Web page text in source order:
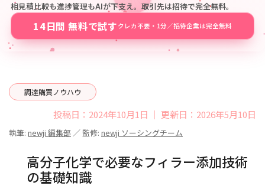
相見積比較も進捗管理もAIが下支え。取引先は招待で完全無料。
14日間 無料で試す クレカ不要・1分／招待企業は完全無料
調達購買ノウハウ
投稿日：2024年10月1日 ｜ 更新日：2026年5月10日
執筆: newji 編集部 ／ 監修: newji ソーシングチーム
高分子化学で必要なフィラー添加技術
の基礎知識